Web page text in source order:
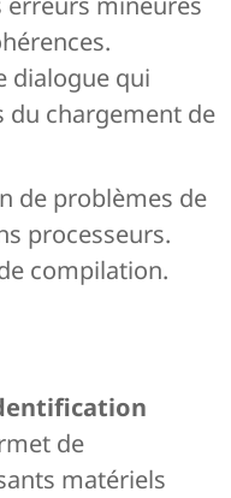
dialogue qui
du chargement de
de problèmes de
processeurs.
compilation.
de
matériels